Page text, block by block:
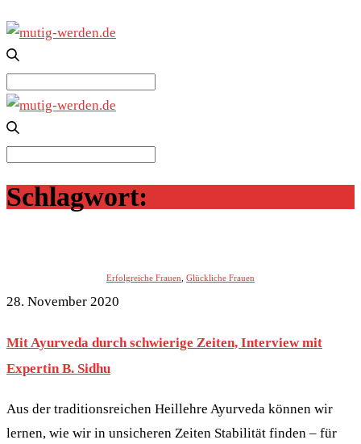
for:
Schlagwort:
Erfolgreiche Frauen Glückliche Frauen
28. November 2020
Mit Ayurveda durch schwierige Zeiten, Interview mit
Expertin B. Sidhu
Aus der traditionsreichen Heillehre Ayurveda können wir
lernen, wie wir in unsicheren Zeiten Stabilität finden – für